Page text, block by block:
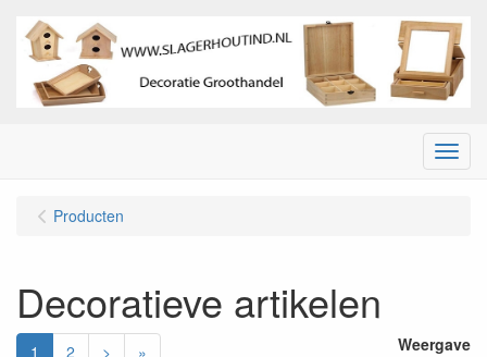
Menu
Producten
Decoratieve artikelen
1 2 > » Weergave